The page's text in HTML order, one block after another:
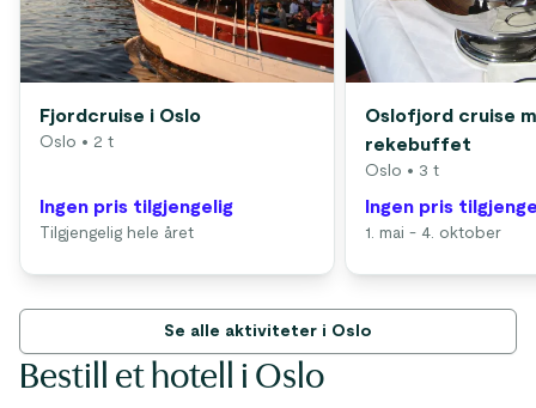
Fjordcruise i Oslo
Oslo • 2 t
Ingen pris tilgjengelig
Tilgjengelig hele året
Oslofjord cruise
rekebuffet
Oslo • 3 t
Ingen pris
1. mai - 4. oktober
Se alle aktiviteter i Oslo
Bestill et hotell i Oslo